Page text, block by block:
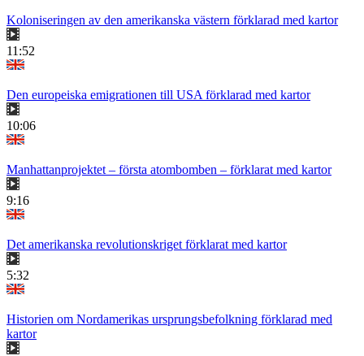
Koloniseringen av den amerikanska västern förklarad med kartor
11:52
Den europeiska emigrationen till USA förklarad med kartor
10:06
Manhattanprojektet – första atombomben – förklarat med kartor
9:16
Det amerikanska revolutionskriget förklarat med kartor
5:32
Historien om Nordamerikas ursprungsbefolkning förklarad med
kartor